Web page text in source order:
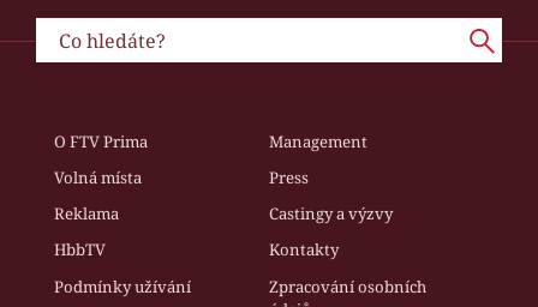
O FTV Prima
Management
Volná místa
Press
Reklama
Castingy a výzvy
HbbTV
Kontakty
Podmínky užívání
Zpracování osobních